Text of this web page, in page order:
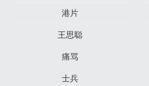
港片
王思聪
痛骂
士兵